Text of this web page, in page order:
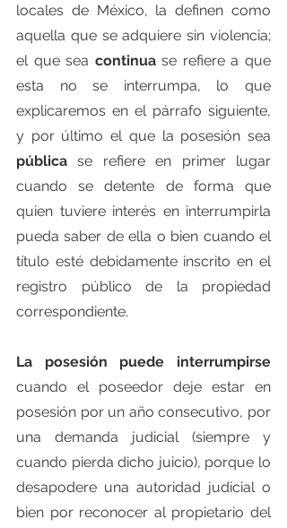
locales de México, la definen como
aquella que se adquiere sin violencia;
el que sea continua se refiere a que
esta no se interrumpa, lo que
explicaremos en el párrafo siguiente,
pública se refiere en primer lugar
cuando se detente de forma que
quien tuviere interés en interrumpirla
pueda saber de ella o bien cuando el
título esté debidamente inscrito en el
registro público de la propiedad
correspondiente.
La posesión puede interrumpirse
cuando el poseedor deje estar en
posesión por un año consecutivo, por
una demanda judicial (siempre y
cuando pierda dicho juicio), porque lo
desapodere una autoridad judicial o
bien por reconocer al propietario del